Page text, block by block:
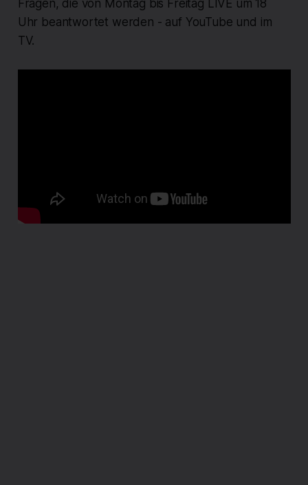
Fragen, die von Montag bis Freitag LIVE um 18
Uhr beantwortet werden - auf YouTube und im
TV.